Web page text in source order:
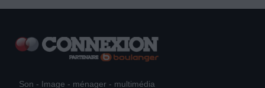
Son - Image - ménager - multimédia